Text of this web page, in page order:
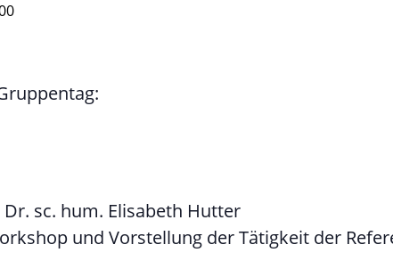
Dr. sc. hum. Elisabeth Hutter
und Vorstellung der Tätigkeit der